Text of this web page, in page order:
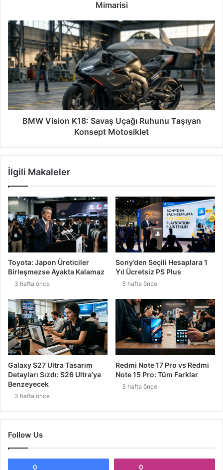
Mimarisi
BMW Vision K18: Savaş Uçağı Ruhunu Taşıyan
Konsept Motosiklet
İlgili Makaleler
Toyota: Japon Üreticiler
Birleşmezse Ayakta Kalamaz
3 hafta önce
Sony’den Seçili Hesaplara 1
Yıl Ücretsiz PS Plus
3 hafta önce
Galaxy S27 Ultra Tasarım
Detayları Sızdı: S26 Ultra’ya
Benzeyecek
3 hafta önce
Redmi Note 17 Pro vs Redmi
Note 15 Pro: Tüm Farklar
3 hafta önce
Follow Us
0 0